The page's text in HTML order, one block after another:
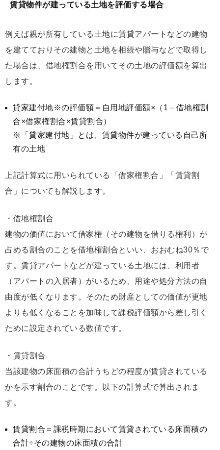
賃貸物件が建っている土地を評価する場合
例えば親が所有している土地に賃貸アパートなどの建物
を建てておりその建物と土地を相続や贈与などで取得し
た場合は、借地権割合を用いてその土地の評価額を算出
します。
貸家建付地※の評価額＝自用地評価額×（1－借地権割
合×借家権割合×賃貸割合）
※「貸家建付地」とは、賃貸物件が建っている自己所
有の土地
上記計算式に用いられている「借家権割合」「賃貸割
合」についても解説します。
・借地権割合
建物の価値において借家権（その建物を借りる権利）が
占める割合のことを借地権割合といい、おおむね30％で
す。賃貸アパートなどが建っている土地には、利用者
（アパートの入居者）がいるため、用途や処分方法の自
由度が低くなります。そのため財産としての価値が更地
よりも低くなることを加味して課税評価額から差し引く
ために設定されている数値です。
・賃貸割合
当該建物の床面積の合計うちどの程度が賃貸されている
かを示す割合のことです。以下の計算式で算出されま
す。
賃貸割合＝課税時期において賃貸されている床面積の
合計÷その建物の床面積の合計